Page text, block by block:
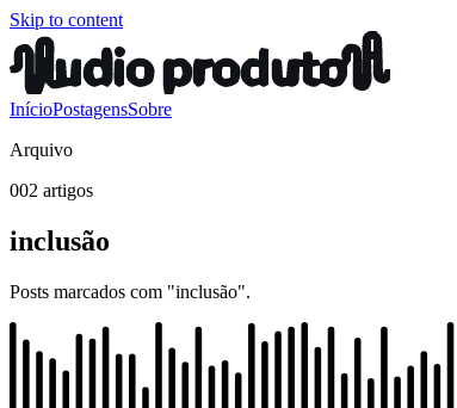
Skip to content
InícioPostagensSobre
Arquivo
002 artigos
inclusão
Posts marcados com "inclusão".